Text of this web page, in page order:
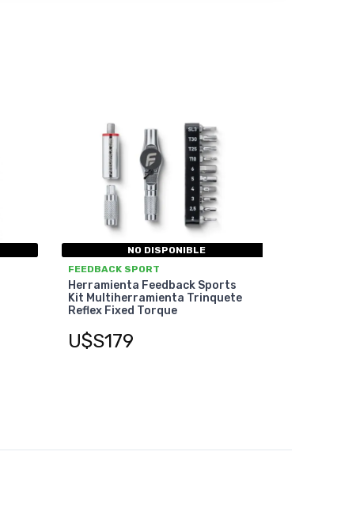
NO DISPONIBLE
FEEDBACK SPORT
Herramienta Feedback Sports
Kit Multiherramienta Trinquete
Reflex Fixed Torque
U$S179